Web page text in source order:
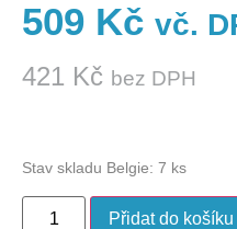
509 Kč vč.
421 Kč bez DPH
Stav skladu Belgie: 7 ks
Přidat do košíku